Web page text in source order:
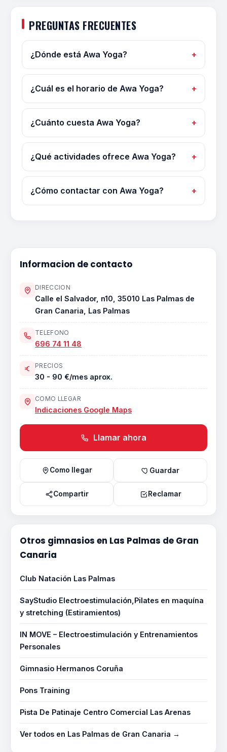
PREGUNTAS FRECUENTES
¿Dónde está Awa Yoga?
¿Cuál es el horario de Awa Yoga?
¿Cuánto cuesta Awa Yoga?
¿Qué actividades ofrece Awa Yoga?
¿Cómo contactar con Awa Yoga?
Informacion de contacto
DIRECCION
Calle el Salvador, n10, 35010 Las Palmas de
Gran Canaria, Las Palmas
TELEFONO
696 74 11 48
PRECIOS
30 - 90 €/mes aprox.
COMO LLEGAR
Indicaciones Google Maps
Llamar ahora
Como llegar Guardar
Compartir Reclamar
Otros gimnasios en Las Palmas de Gran
Canaria
Club Natación Las Palmas
SayStudio Electroestimulación,Pilates en maquína
y stretching (Estiramientos)
IN MOVE – Electroestimulación y Entrenamientos
Personales
Gimnasio Hermanos Coruña
Pons Training
Pista De Patinaje Centro Comercial Las Arenas
Ver todos en Las Palmas de Gran Canaria →